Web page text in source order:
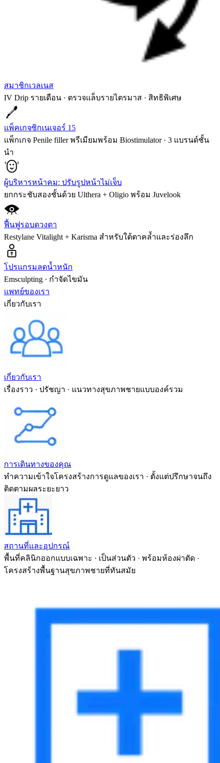
สมาชิกเวลเนส
IV Drip รายเดือน · ตรวจแล็บรายไตรมาส · สิทธิพิเศษ
แพ็คเกจซิกเนเจอร์ 15
แพ็กเกจ Penile filler พรีเมียมพร้อม Biostimulator · 3 แบรนด์ชั้น
นำ
ผู้บริหารหน้าคม: ปรับรูปหน้าไม่เจ็บ
ยกกระชับสองชั้นด้วย Ulthera + Oligio พร้อม Juvelook
ฟื้นฟูรอบดวงตา
Restylane Vitalight + Karisma สำหรับใต้ตาคล้ำและร่องลึก
โปรแกรมลดน้ำหนัก
Emsculpting · กำจัดไขมัน
แพทย์ของเรา
เกี่ยวกับเรา
เกี่ยวกับเรา
เรื่องราว · ปรัชญา · แนวทางสุขภาพชายแบบองค์รวม
การเดินทางของคุณ
ทำความเข้าใจโครงสร้างการดูแลของเรา · ตั้งแต่ปรึกษาจนถึง
ติดตามผลระยะยาว
สถานที่และอุปกรณ์
พื้นที่คลินิกออกแบบเฉพาะ · เป็นส่วนตัว · พร้อมห้องผ่าตัด ·
โครงสร้างพื้นฐานสุขภาพชายที่ทันสมัย